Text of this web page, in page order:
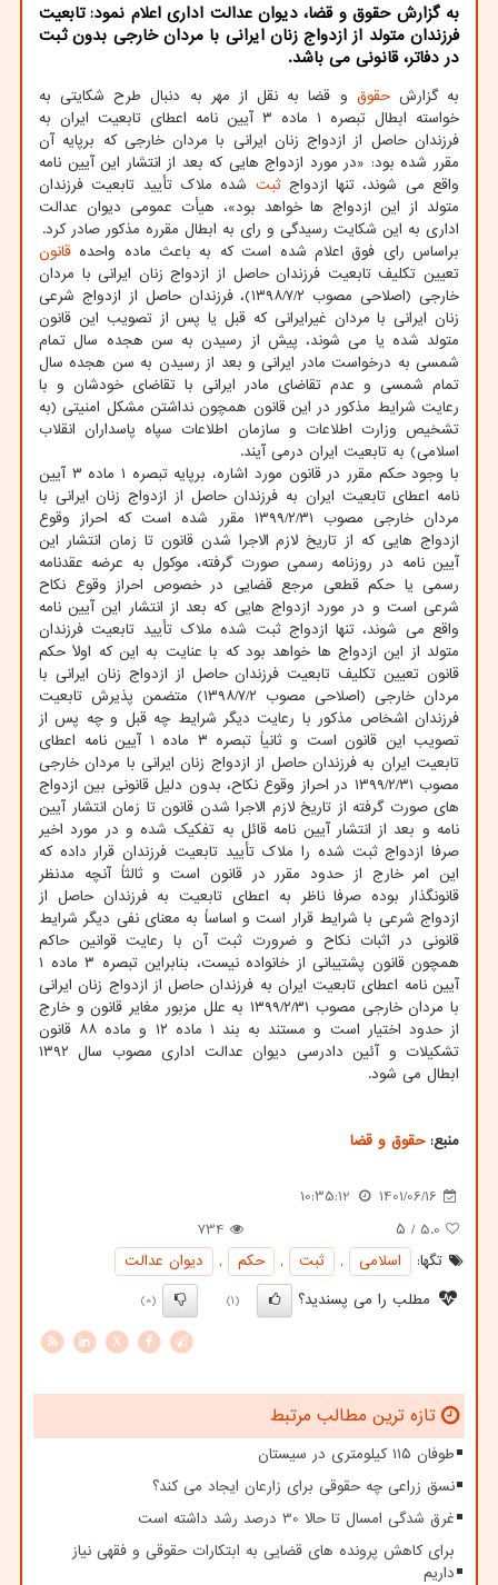
به گزارش حقوق و قضا، دیوان عدالت اداری اعلام نمود: تابعیت
فرزندان متولد از ازدواج زنان ایرانی با مردان خارجی بدون ثبت
در دفاتر، قانونی می باشد.
به گزارشحقوق و قضا به نقل از مهر به دنبال طرح شکایتی به
خواسته ابطال تبصره ۱ ماده ۳ آیین نامه اعطای تابعیت ایران به
فرزندان حاصل از ازدواج زنان ایرانی با مردان خارجی که برپایه آن
مقرر شده بود: «در مورد ازدواج هایی که بعد از انتشار این آیین نامه
واقع می شوند، تنها ازدواجثبت شده ملاک تأیید تابعیت فرزندان
متولد از این ازدواج ها خواهد بود»، هیأت عمومی دیوان عدالت
اداری به این شکایت رسیدگی و رای به ابطال مقرره مذکور صادر کرد.
براساس رای فوق اعلام شده است که به باعث ماده واحده قانون
تعیین تکلیف تابعیت فرزندان حاصل از ازدواج زنان ایرانی با مردان
خارجی (اصلاحی مصوب ۱۳۹۸/۷/۲)، فرزندان حاصل از ازدواج شرعی
زنان ایرانی با مردان غیرایرانی که قبل یا پس از تصویب این قانون
متولد شده یا می شوند، پیش از رسیدن به سن هجده سال تمام
شمسی به درخواست مادر ایرانی و بعد از رسیدن به سن هجده سال
تمام شمسی و عدم تقاضای مادر ایرانی با تقاضای خودشان و با
رعایت شرایط مذکور در این قانون همچون نداشتن مشکل امنیتی (به
تشخیص وزارت اطلاعات و سازمان اطلاعات سپاه پاسداران انقلاب
اسلامی) به تابعیت ایران درمی آیند.
با وجود حکم مقرر در قانون مورد اشاره، برپایه تبصره ۱ ماده ۳ آیین
نامه اعطای تابعیت ایران به فرزندان حاصل از ازدواج زنان ایرانی با
مردان خارجی مصوب ۱۳۹۹/۲/۳۱ مقرر شده است که احراز وقوع
ازدواج هایی که از تاریخ لازم الاجرا شدن قانون تا زمان انتشار این
آیین نامه در روزنامه رسمی صورت گرفته، موکول به عرضه عقدنامه
رسمی یا حکم قطعی مرجع قضایی در خصوص احراز وقوع نکاح
شرعی است و در مورد ازدواج هایی که بعد از انتشار این آیین نامه
واقع می شوند، تنها ازدواج ثبت شده ملاک تأیید تابعیت فرزندان
متولد از این ازدواج ها خواهد بود که با عنایت به این که اولاً حکم
قانون تعیین تکلیف تابعیت فرزندان حاصل از ازدواج زنان ایرانی با
مردان خارجی (اصلاحی مصوب ۱۳۹۸/۷/۲) متضمن پذیرش تابعیت
فرزندان اشخاص مذکور با رعایت دیگر شرایط چه قبل و چه پس از
تصویب این قانون است و ثانیاً تبصره ۳ ماده ۱ آیین نامه اعطای
تابعیت ایران به فرزندان حاصل از ازدواج زنان ایرانی با مردان خارجی
مصوب ۱۳۹۹/۲/۳۱ در احراز وقوع نکاح، بدون دلیل قانونی بین ازدواج
های صورت گرفته از تاریخ لازم الاجرا شدن قانون تا زمان انتشار آیین
نامه و بعد از انتشار آیین نامه قائل به تفکیک شده و در مورد اخیر
صرفا ازدواج ثبت شده را ملاک تأیید تابعیت فرزندان قرار داده که
این امر خارج از حدود مقرر در قانون است و ثالثاً آنچه مدنظر
قانونگذار بوده صرفا ناظر به اعطای تابعیت به فرزندان حاصل از
ازدواج شرعی با شرایط قرار است و اساساً به معنای نفی دیگر شرایط
قانونی در اثبات نکاح و ضرورت ثبت آن با رعایت قوانین حاکم
همچون قانون پشتیبانی از خانواده نیست، بنابراین تبصره ۳ ماده ۱
آیین نامه اعطای تابعیت ایران به فرزندان حاصل از ازدواج زنان ایرانی
با مردان خارجی مصوب ۱۳۹۹/۲/۳۱ به علل مزبور مغایر قانون و خارج
از حدود اختیار است و مستند به بند ۱ ماده ۱۲ و ماده ۸۸ قانون
تشکیلات و آئین دادرسی دیوان عدالت اداری مصوب سال ۱۳۹۲
ابطال می شود.
منبع:حقوق و قضا
1401/06/16
10:35:12
5.0 / ۵
734
تگها:
اسلامی , ثبت , حكم ,
دیوان عدالت
مطلب را می پسندید؟
(1)
(0)
X
تازه ترین مطالب مرتبط
طوفان ۱۱۵ کیلومتری در سیستان
نسق زراعی چه حقوقی برای زارعان ایجاد می کند؟
غرق شدگی امسال تا حالا 30 درصد رشد داشته است
برای کاهش پرونده های قضایی به ابتکارات حقوقی و فقهی نیاز
داریم